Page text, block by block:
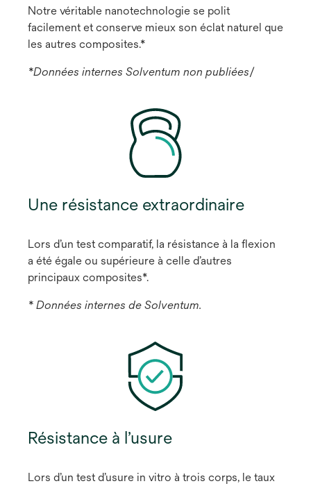
Notre véritable nanotechnologie se polit
facilement et conserve mieux son éclat naturel que
les autres composites.*
*Données internes Solventum non publiées/
Une résistance extraordinaire
Lors d’un test comparatif, la résistance à la flexion
a été égale ou supérieure à celle d’autres
principaux composites*.
* Données internes de Solventum.
Résistance à l’usure
Lors d’un test d’usure in vitro à trois corps, le taux